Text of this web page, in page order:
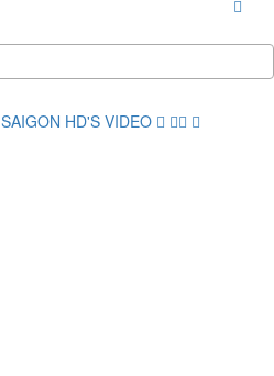
SAIGON HD'S VIDEO